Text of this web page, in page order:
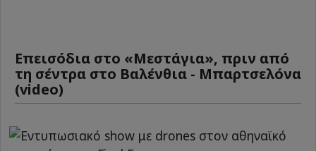
Επεισόδια στο «Μεστάγια», πριν από
τη σέντρα στο Βαλένθια - Μπαρτσελόνα
(video)